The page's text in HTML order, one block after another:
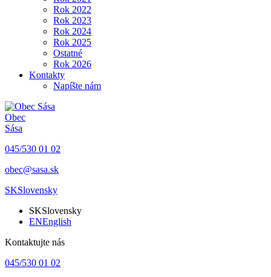
Rok 2022
Rok 2023
Rok 2024
Rok 2025
Ostatné
Rok 2026
Kontakty
Napíšte nám
Obec
Sása
045/530 01 02
obec@sasa.sk
SKSlovensky
SKSlovensky
ENEnglish
Kontaktujte nás
045/530 01 02